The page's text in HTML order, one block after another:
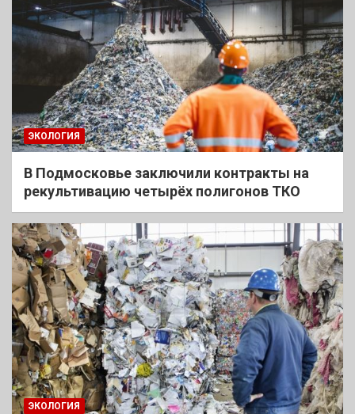
ЭКОЛОГИЯ
В Подмосковье заключили контракты на
рекультивацию четырёх полигонов ТКО
ЭКОЛОГИЯ